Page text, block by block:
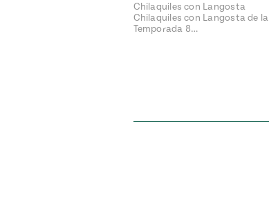
Chilaquiles con Langosta
Chilaquiles con Langosta de la
Temporada 8…